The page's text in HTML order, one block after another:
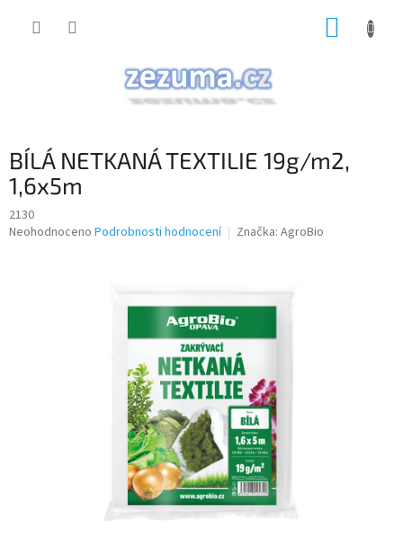
BÍLÁ NETKANÁ TEXTILIE 19g/m2,
1,6x5m
2130
Průměrné
Neohodnoceno Podrobnosti hodnocení Značka: AgroBio